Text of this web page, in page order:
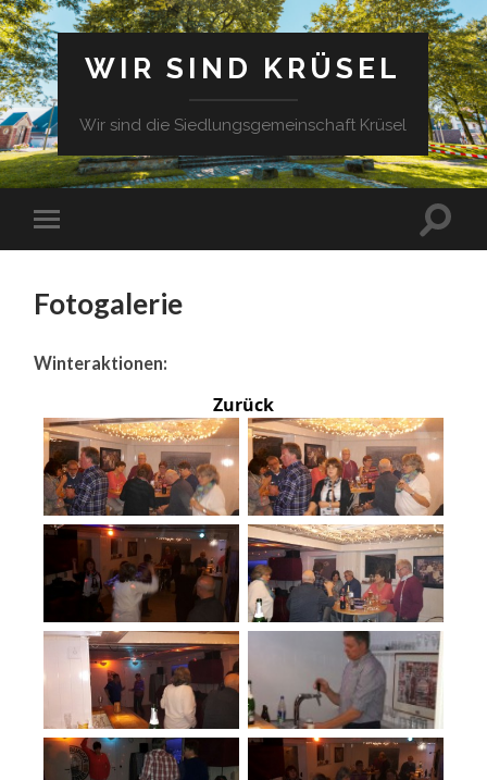
WIR SIND KRÜSEL
Wir sind die Siedlungsgemeinschaft Krüsel
Fotogalerie
Winteraktionen:
Zurück